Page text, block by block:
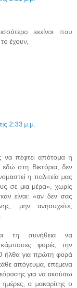
εκείνοι που
έχουν,
2:33 μ.μ.
να πέφτει απότομα η
στη Βικτόρια, δεν
η πολιτεία μας
σε μια μέρα», χωρίς
είναι: «αν δεν σας
μην ανησυχείτε,
τη συνήθεια να
κάμποσες φορές την
ήλθα για πρώτη φορά
απόγευμα, επέμενα
για να ακούσω
ο μακαρίτης ο